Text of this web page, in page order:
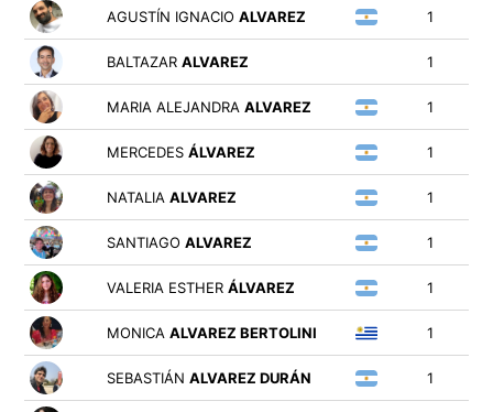
AGUSTÍN IGNACIO ALVAREZ 1
BALTAZAR ALVAREZ 1
MARIA ALEJANDRA ALVAREZ 1
MERCEDES ÁLVAREZ 1
NATALIA ALVAREZ 1
SANTIAGO ALVAREZ 1
VALERIA ESTHER ÁLVAREZ 1
MONICA ALVAREZ BERTOLINI 1
SEBASTIÁN ALVAREZ DURÁN 1